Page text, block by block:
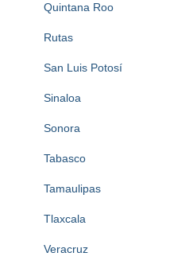
Quintana Roo
Rutas
San Luis Potosí
Sinaloa
Sonora
Tabasco
Tamaulipas
Tlaxcala
Veracruz